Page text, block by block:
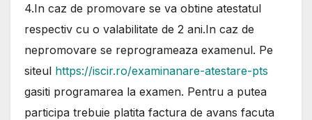
4.In caz de promovare se va obtine atestatul
respectiv cu o valabilitate de 2 ani.In caz de
nepromovare se reprogrameaza examenul. Pe
siteul https://iscir.ro/examinanare-atestare-pts
gasiti programarea la examen. Pentru a putea
participa trebuie platita factura de avans facuta